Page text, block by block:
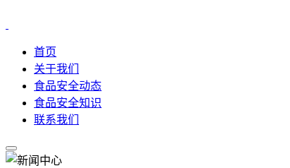
首页
关于我们
食品安全动态
食品安全知识
联系我们